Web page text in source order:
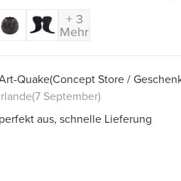
+ 3
Mehr
Quake(Concept Store /
(7 September)
aus, schnelle Lieferung